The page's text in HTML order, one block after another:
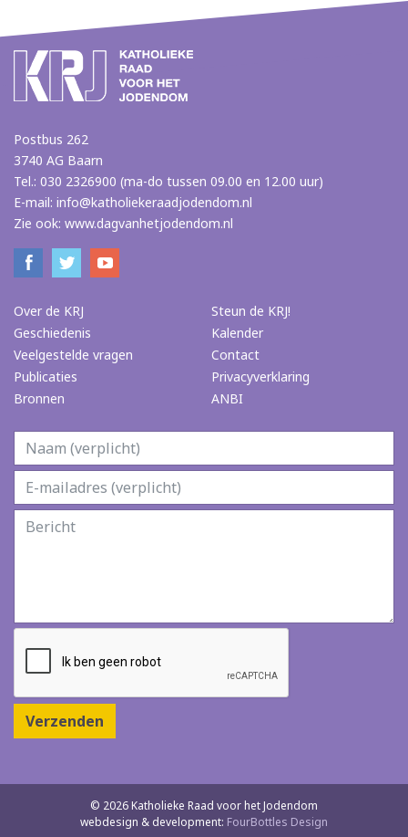
Postbus 262
3740 AG Baarn
Tel.: 030 2326900 (ma-do tussen 09.00 en 12.00 uur)
E-mail: info@katholiekeraadjodendom.nl
Zie ook: www.dagvanhetjodendom.nl
Over de KRJ
Geschiedenis
Veelgestelde vragen
Publicaties
Bronnen
Steun de KRJ!
Kalender
Contact
Privacyverklaring
ANBI
Verzenden
© 2026 Katholieke Raad voor het Jodendom
webdesign & development: FourBottles Design